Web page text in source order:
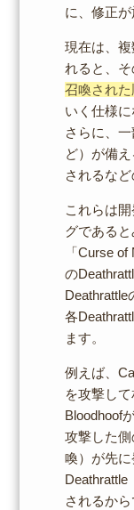
に、修正が
現在は、
れると、
召喚された
いく仕様に
さらに、
ど）が備
されるなど
これらは
グであると
「Curse
の
Deathrattle
各
ます。
例えば、
を攻撃し
Bloodhoof
攻撃した側
喚）が先
Deathrattle
されるから